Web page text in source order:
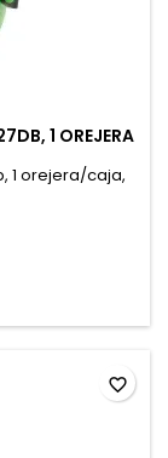
1 OREJERA
1 orejera/caja,
favorite_border